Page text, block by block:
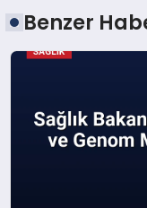
Benzer